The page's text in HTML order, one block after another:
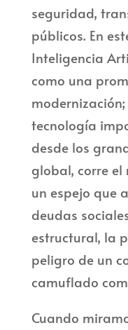
seguridad,
públicos. En
Inteligencia
como una
tecnología
desde los
global, corre el
un espejo que
deudas
estructural, la
peligro de un
camuflado
Cuando